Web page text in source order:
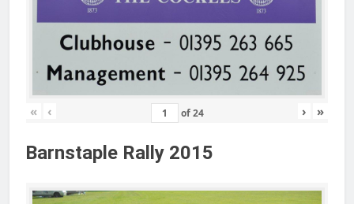
« ‹ of24 › »
Barnstaple Rally 2015